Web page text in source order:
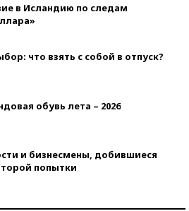
в Исландию по следам
что взять с собой в отпуск?
обувь лета – 2026
и бизнесмены, добившиеся
попытки